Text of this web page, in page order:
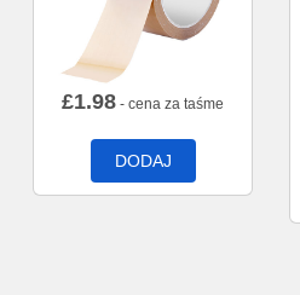
£1.98 - cena za taśme
DODAJ